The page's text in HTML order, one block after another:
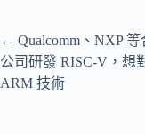
← Qualcomm、NXP
公司研發 RISC-V，想
ARM 技術